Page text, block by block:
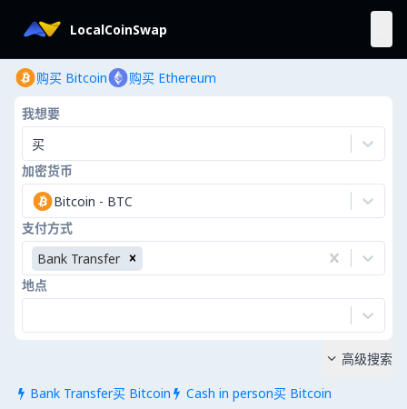
LocalCoinSwap
购买 Bitcoin 购买 Ethereum
我想要
买
加密货币
Bitcoin - BTC
支付方式
Bank Transfer
地点
 Bank Transfer买 Bitcoin  Cash in person买 Bitcoin
 高级搜索